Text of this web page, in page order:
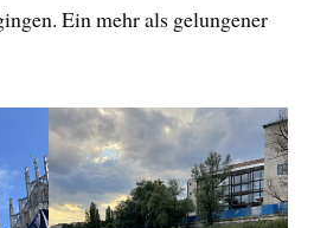
Ein mehr als gelungener